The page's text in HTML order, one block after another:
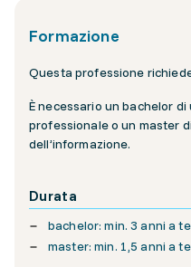
Formazione
Questa professione
È necessario un bachelor
professionale o un master
dell’informazione.
Durata
bachelor: min. 3 anni a
master: min. 1,5 anni a